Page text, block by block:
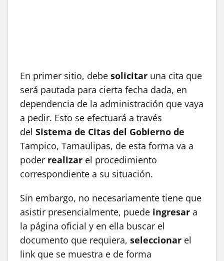
En primer sitio, debe solicitar una cita que
será pautada para cierta fecha dada, en
dependencia de la administración que vaya
a pedir. Esto se efectuará a través
del Sistema de Citas del Gobierno de
Tampico, Tamaulipas, de esta forma va a
poder realizar el procedimiento
correspondiente a su situación.
Sin embargo, no necesariamente tiene que
asistir presencialmente, puede ingresar a
la página oficial y en ella buscar el
documento que requiera, seleccionar el
link que se muestra e de forma